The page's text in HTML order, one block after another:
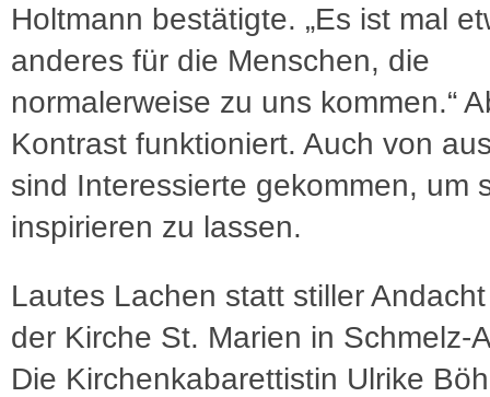
Holtmann bestätigte. „Es ist mal
anderes für die Menschen, die
normalerweise zu uns kommen.“
Kontrast funktioniert. Auch von
sind Interessierte gekommen, um
inspirieren zu lassen.
Lautes Lachen statt stiller
der Kirche St. Marien in Schmelz-
Die Kirchenkabarettistin Ulrike